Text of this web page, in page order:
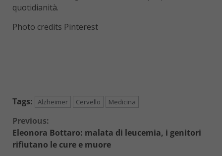
quotidianità.
Photo credits Pinterest
Tags: Alzheimer Cervello Medicina
Continue
Reading
Previous:
Eleonora Bottaro: malata di leucemia, i genitori
rifiutano le cure e muore